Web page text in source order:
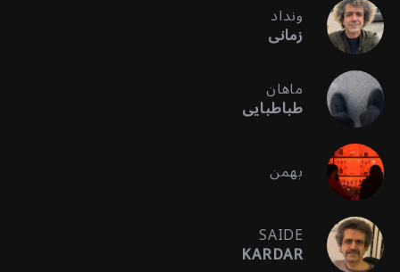
ونداد
زمانی
ماهان
طباطبایی
بهمن
SAIDE
KARDAR